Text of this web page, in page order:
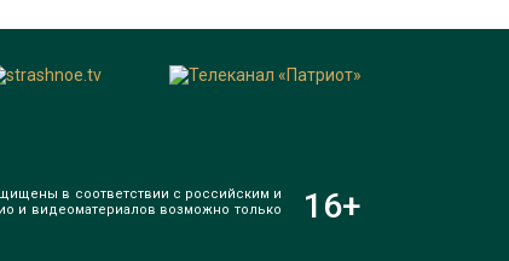
в соответствии с российским и
и видеоматериалов возможно только
16+